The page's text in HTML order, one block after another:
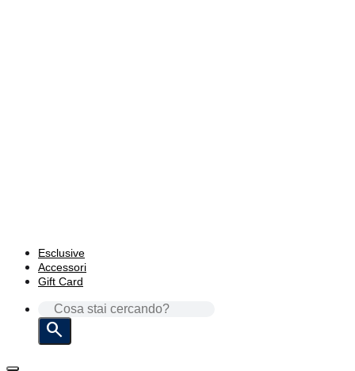
Esclusive
Accessori
Gift Card
CERCA: